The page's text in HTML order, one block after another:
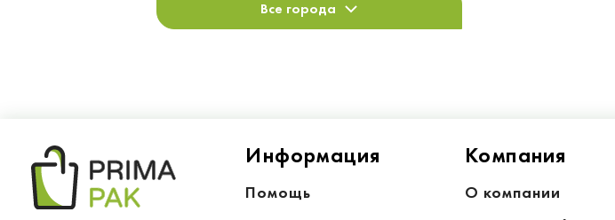
Все города
Информация
Помощь
Компания
О компании